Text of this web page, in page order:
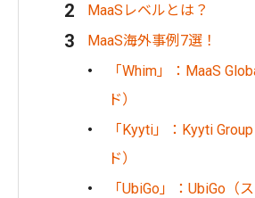
MaaSレベルとは？
MaaS海外事例7選！
「Whim」：MaaS
ド）
「Kyyti」：Kyyti
ド）
「UbiGo」：UbiGo（